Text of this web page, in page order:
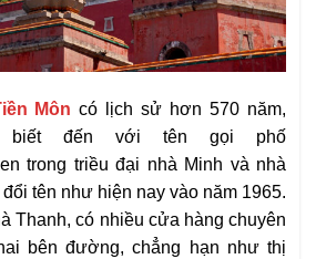
Môn có lịch sử hơn 570 năm,
biết đến với tên gọi phố
trong triều đại nhà Minh và nhà
tên như hiện nay vào năm 1965.
Thanh, có nhiều cửa hàng chuyên
bên đường, chẳng hạn như thị